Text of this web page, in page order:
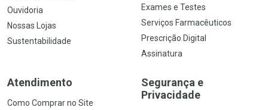
Ouvidoria
Nossas Lojas
Sustentabilidade
Exames e Testes
Serviços Farmacêuticos
Prescrição Digital
Assinatura
Atendimento
Como Comprar no Site
Segurança e
Privacidade